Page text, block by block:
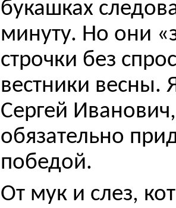
букашках
минуту. Но они
строчки без
вестники весны.
Сергей
обязательно
победой.
От мук и слез,